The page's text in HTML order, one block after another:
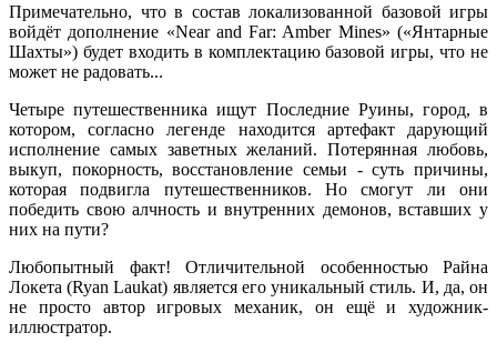
Примечательно, что в состав локализованной базовой игры
войдёт дополнение «Near and Far: Amber Mines» («Янтарные
Шахты») будет входить в комплектацию базовой игры, что не
может не радовать...
Четыре путешественника ищут Последние Руины, город, в
котором, согласно легенде находится артефакт дарующий
исполнение самых заветных желаний. Потерянная любовь,
выкуп, покорность, восстановление семьи - суть причины,
которая подвигла путешественников. Но смогут ли они
победить свою алчность и внутренних демонов, вставших у
них на пути?
Любопытный факт! Отличительной особенностью Райна
Локета (Ryan Laukat) является его уникальный стиль. И, да, он
не просто автор игровых механик, он ещё и художник-
иллюстратор.